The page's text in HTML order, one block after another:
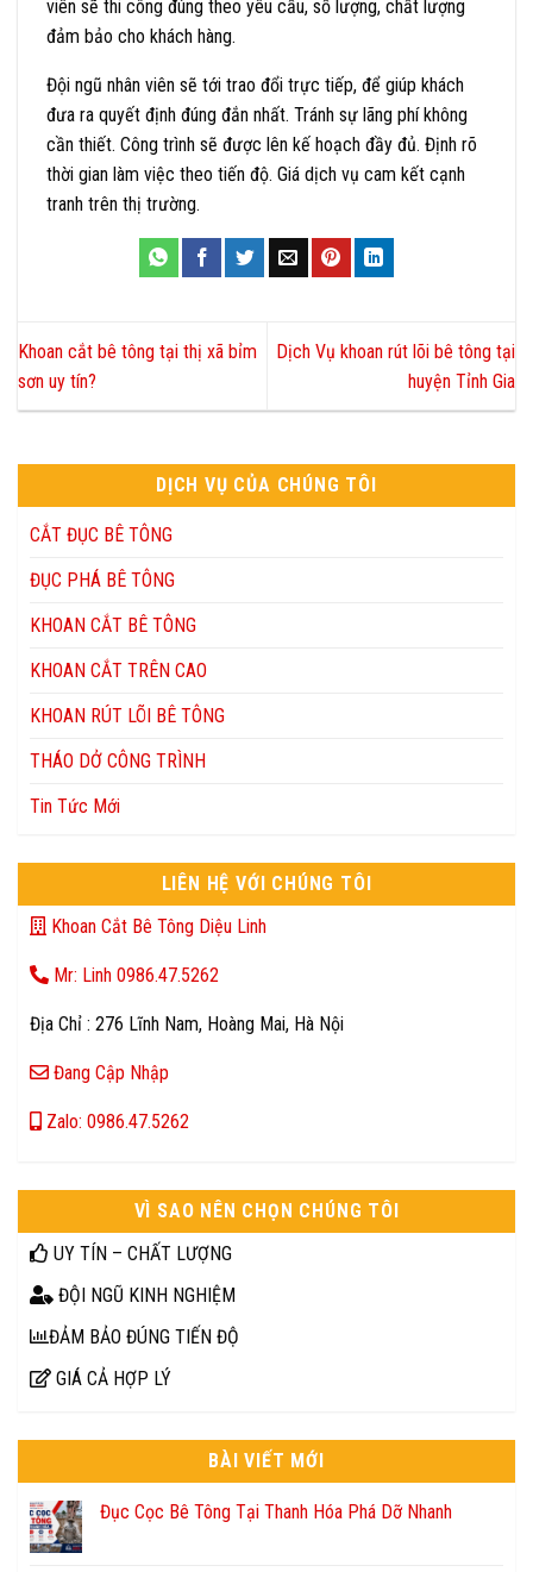
viên sẽ thi công đúng theo yêu cầu, số lượng, chất lượng
đảm bảo cho khách hàng.
Đội ngũ nhân viên sẽ tới trao đổi trực tiếp, để giúp khách
đưa ra quyết định đúng đắn nhất. Tránh sự lãng phí không
cần thiết. Công trình sẽ được lên kế hoạch đầy đủ. Định rõ
thời gian làm việc theo tiến độ. Giá dịch vụ cam kết cạnh
tranh trên thị trường.
Khoan cắt bê tông tại thị xã bỉm
sơn uy tín?
Dịch Vụ khoan rút lõi bê tông tại
huyện Tỉnh Gia
DỊCH VỤ CỦA CHÚNG TÔI
CẮT ĐỤC BÊ TÔNG
ĐỤC PHÁ BÊ TÔNG
KHOAN CẮT BÊ TÔNG
KHOAN CẮT TRÊN CAO
KHOAN RÚT LÕI BÊ TÔNG
THÁO DỞ CÔNG TRÌNH
Tin Tức Mới
LIÊN HỆ VỚI CHÚNG TÔI
Khoan Cắt Bê Tông Diệu Linh
Mr: Linh 0986.47.5262
Địa Chỉ : 276 Lĩnh Nam, Hoàng Mai, Hà Nội
Đang Cập Nhập
Zalo: 0986.47.5262
VÌ SAO NÊN CHỌN CHÚNG TÔI
UY TÍN – CHẤT LƯỢNG
ĐỘI NGŨ KINH NGHIỆM
ĐẢM BẢO ĐÚNG TIẾN ĐỘ
GIÁ CẢ HỢP LÝ
BÀI VIẾT MỚI
Đục Cọc Bê Tông Tại Thanh Hóa Phá Dỡ Nhanh